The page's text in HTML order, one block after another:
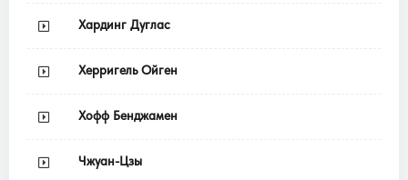
Хардинг Дуглас
Херригель Ойген
Хофф Бенджамен
Чжуан-Цзы